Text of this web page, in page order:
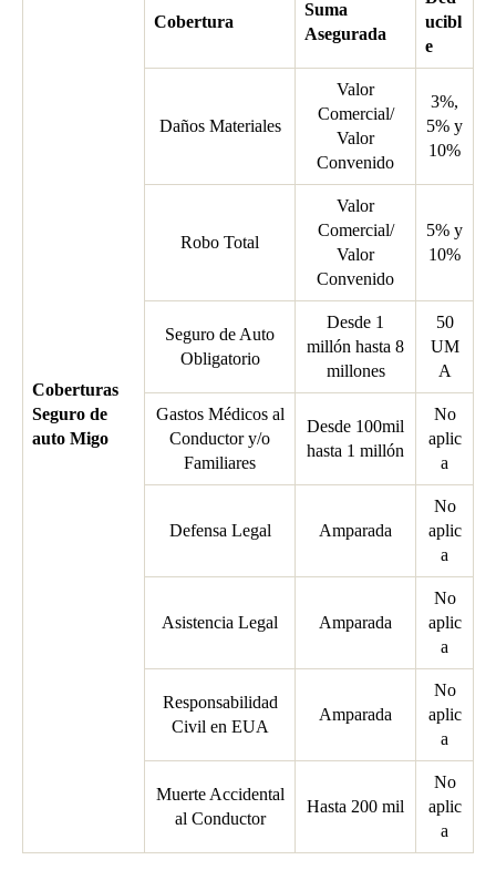
Coberturas
Seguro de
auto Migo
Cobertura
Suma
Asegurada
ucibl
e
Daños Materiales
Valor
Comercial/
Valor
Convenido
3%,
5% y
10%
Robo Total
Valor
Comercial/
Valor
Convenido
5% y
10%
Seguro de Auto
Obligatorio
Desde 1
millón hasta 8
millones
50
UM
A
Gastos Médicos al
Conductor y/o
Familiares
Desde 100mil
hasta 1 millón
No
aplic
a
Defensa Legal Amparada
No
aplic
a
Asistencia Legal Amparada
No
aplic
a
Responsabilidad
Civil en EUA
Amparada
No
aplic
a
Muerte Accidental
al Conductor
Hasta 200 mil
No
aplic
a